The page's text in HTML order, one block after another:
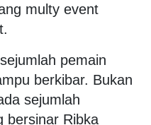
multy event
pemain
berkibar. Bukan
sejumlah
bersinar Ribka